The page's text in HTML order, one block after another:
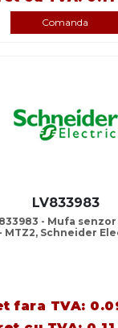
Comanda
LV833983
- Mufa
MTZ2, Schneider
fara TVA: